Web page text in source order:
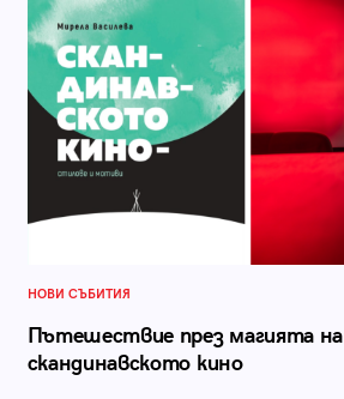
НОВИ СЪБИТИЯ
Пътешествие през магията на
скандинавското кино